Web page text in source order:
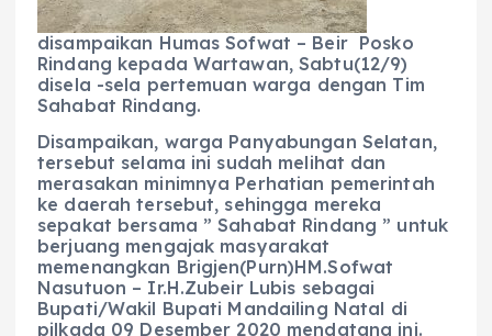
disampaikan Humas Sofwat – Beir Posko
Rindang kepada Wartawan, Sabtu(12/9)
disela -sela pertemuan warga dengan Tim
Sahabat Rindang.
Disampaikan, warga Panyabungan Selatan,
tersebut selama ini sudah melihat dan
merasakan minimnya Perhatian pemerintah
ke daerah tersebut, sehingga mereka
sepakat bersama ” Sahabat Rindang ” untuk
berjuang mengajak masyarakat
memenangkan Brigjen(Purn)HM.Sofwat
Nasutuon – Ir.H.Zubeir Lubis sebagai
Bupati/Wakil Bupati Mandailing Natal di
pilkada 09 Desember 2020 mendatang ini.